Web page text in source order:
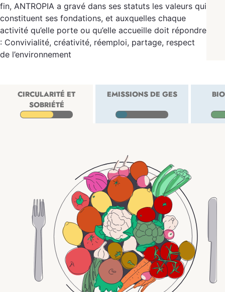
fin, ANTROPIA a gravé dans ses statuts les valeurs qui
constituent ses fondations, et auxquelles chaque
activité qu’elle porte ou qu’elle accueille doit répondre
: Convivialité, créativité, réemploi, partage, respect
de l’environnement
CIRCULARITÉ ET
SOBRIÉTÉ
EMISSIONS DE GES